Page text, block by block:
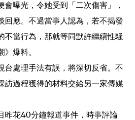
會曝光，令她受到「二次傷害」，
回應。不過當事人認為，若不揭發
不當行為，那就等同默許繼續性騷
爆料。
台處理手法有誤，將深切反省。不
訪過程獲得的材料交給另一家傳媒
昨花40分鐘報道事件，時事評論